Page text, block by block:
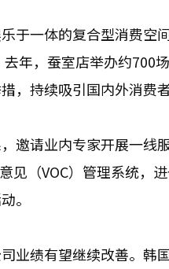
于一体的复合型消费空
年，蚕室店举办约700
，持续吸引国内外消费
邀请业内专家开展一线
见（VOC）管理系统，
。
业绩有望继续改善。韩